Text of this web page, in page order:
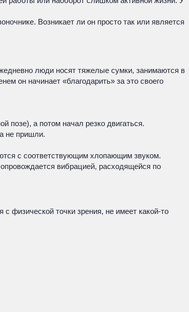
Возникает ли он просто так или является
люди носят тяжелые сумки, занимаются в
он начинает «благодарить» за это своего
позе), а потом начал резко двигаться.
не пришли.
с соответствующим хлопающим звуком.
вибрацией, расходящейся по
физической точки зрения, не имеет какой-то